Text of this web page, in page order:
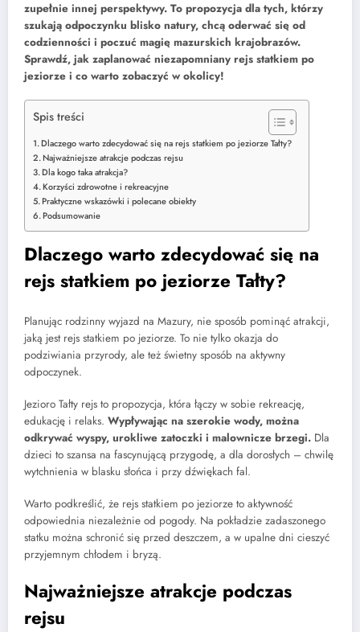
zupełnie innej perspektywy. To propozycja dla tych, którzy
szukają odpoczynku blisko natury, chcą oderwać się od
codzienności i poczuć magię mazurskich krajobrazów.
Sprawdź, jak zaplanować niezapomniany rejs statkiem po
jeziorze i co warto zobaczyć w okolicy!
Spis treści
Dlaczego warto zdecydować się na rejs statkiem po jeziorze Tałty?
Najważniejsze atrakcje podczas rejsu
Dla kogo taka atrakcja?
Korzyści zdrowotne i rekreacyjne
Praktyczne wskazówki i polecane obiekty
Podsumowanie
Dlaczego warto zdecydować się na
rejs statkiem po jeziorze Tałty?
Planując rodzinny wyjazd na Mazury, nie sposób pominąć atrakcji,
jaką jest rejs statkiem po jeziorze. To nie tylko okazja do
podziwiania przyrody, ale też świetny sposób na aktywny
odpoczynek.
Jezioro Tałty rejs to propozycja, która łączy w sobie rekreację,
edukację i relaks. Wypływając na szerokie wody, można
odkrywać wyspy, urokliwe zatoczki i malownicze brzegi. Dla
dzieci to szansa na fascynującą przygodę, a dla dorosłych – chwilę
wytchnienia w blasku słońca i przy dźwiękach fal.
Warto podkreślić, że rejs statkiem po jeziorze to aktywność
odpowiednia niezależnie od pogody. Na pokładzie zadaszonego
statku można schronić się przed deszczem, a w upalne dni cieszyć
przyjemnym chłodem i bryzą.
Najważniejsze atrakcje podczas
rejsu